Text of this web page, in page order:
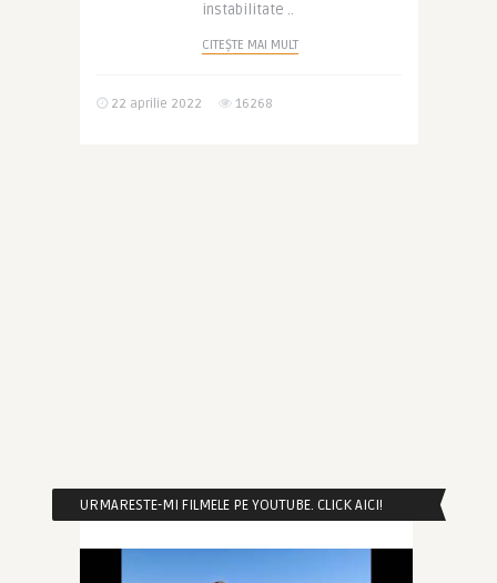
instabilitate ..
CITEȘTE MAI MULT
22 aprilie 2022 16268
URMARESTE-MI FILMELE PE YOUTUBE. CLICK AICI!